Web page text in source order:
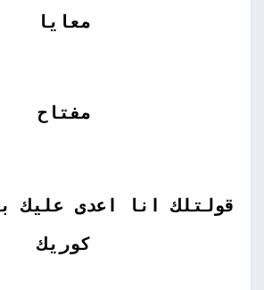
معايا
مفتاح
قولتلك انا اعدى عليك
كوريك